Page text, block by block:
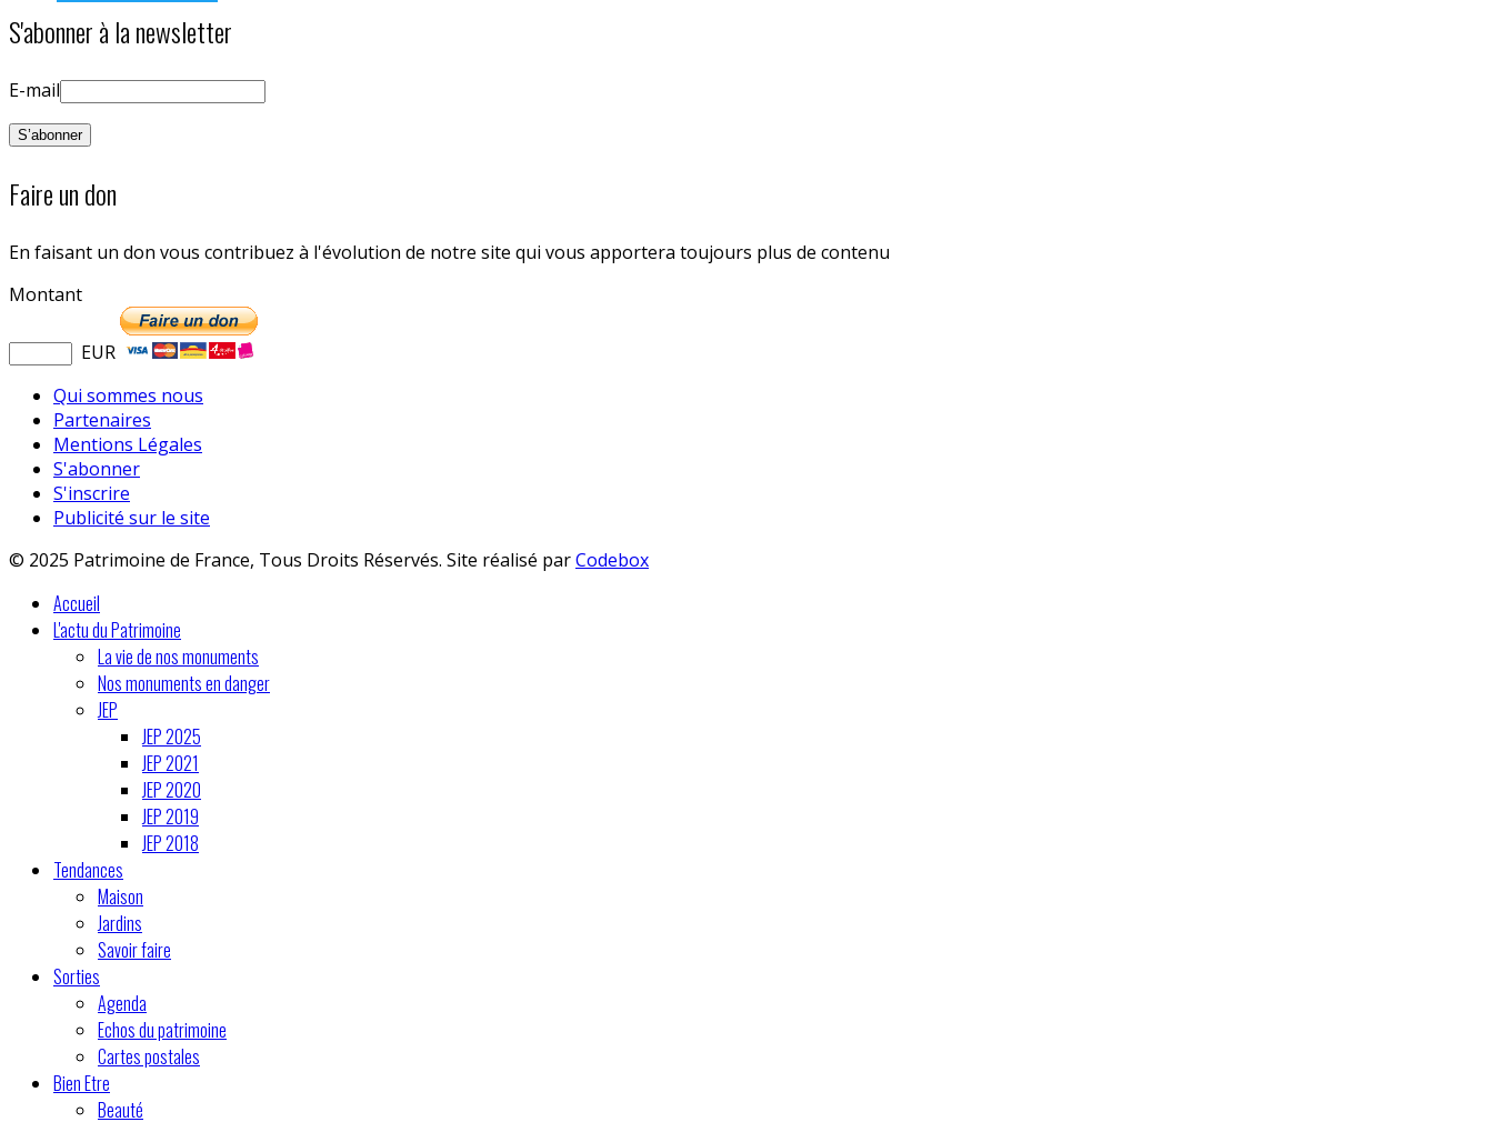
S'abonner à la newsletter
E-mail
Faire un don
En faisant un don vous contribuez à l'évolution de notre site qui vous apportera toujours plus de contenu
Montant
EUR
Qui sommes nous
Partenaires
Mentions Légales
S'abonner
S'inscrire
Publicité sur le site
© 2025 Patrimoine de France, Tous Droits Réservés. Site réalisé parCodebox
Accueil
L'actu du Patrimoine
La vie de nos monuments
Nos monuments en danger
JEP
JEP 2025
JEP 2021
JEP 2020
JEP 2019
JEP 2018
Tendances
Maison
Jardins
Savoir faire
Sorties
Agenda
Echos du patrimoine
Cartes postales
Bien Etre
Beauté